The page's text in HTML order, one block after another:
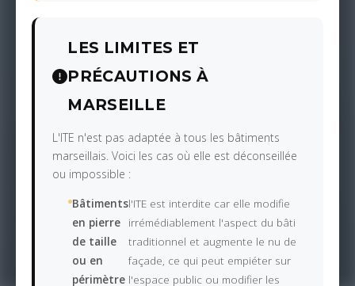
LES LIMITES ET
PRÉCAUTIONS À
MARSEILLE
L'ITE n'est pas adaptée à tous les bâtiments
marseillais. Voici les cas où elle est déconseillée
ou impossible :
Bâtiments
en pierre
de taille
ou en
périmètre
l'ITE est interdite car elle modifie
irrémédiablement l'aspect du bâti
traditionnel et augmente le nu de
façade, ce qui peut empiéter sur
l'espace public ou modifier les